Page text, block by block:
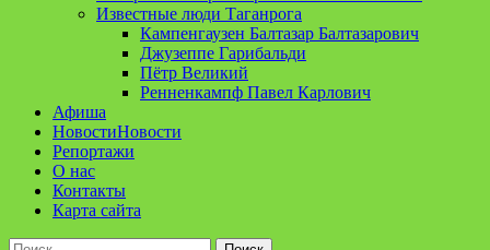
Известные люди Таганрога
Кампенгаузен Балтазар Балтазарович
Джузеппе Гарибальди
Пётр Великий
Ренненкампф Павел Карлович
Афиша
НовостиНовости
Репортажи
О нас
Контакты
Карта сайта
Найти: